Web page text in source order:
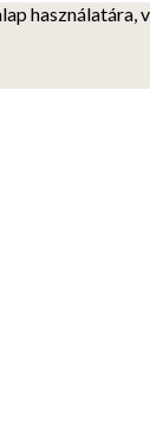
használatára,